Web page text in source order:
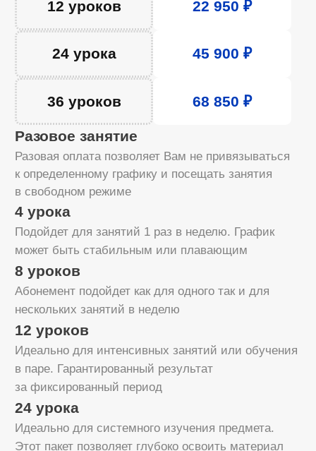
8 уроков
Абонемент подойдет как для одного так и для
нескольких занятий в неделю
12 уроков
Идеально для интенсивных занятий или обучения
в паре. Гарантированный результат
за фиксированный период
24 урока
Идеально для системного изучения предмета.
Этот пакет позволяет глубоко освоить материал
и сформировать устойчивые навыки
Подходит для глубокого освоения предмета или
регулярных занятий в течение учебного года.
Наилучшее качество и долгосрочный результат
Групповые занятия